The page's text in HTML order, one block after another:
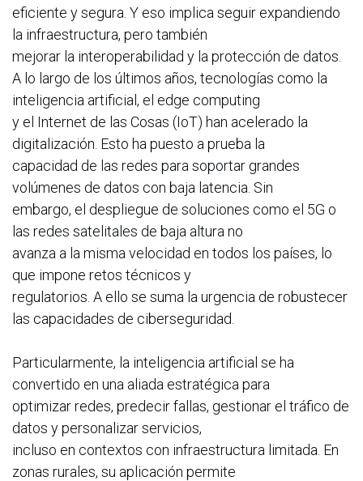
eficiente y segura. Y eso implica seguir expandiendo
la infraestructura, pero también
mejorar la interoperabilidad y la protección de datos.
A lo largo de los últimos años, tecnologías como la
inteligencia artificial, el edge computing
y el Internet de las Cosas (IoT) han acelerado la
digitalización. Esto ha puesto a prueba la
capacidad de las redes para soportar grandes
volúmenes de datos con baja latencia. Sin
embargo, el despliegue de soluciones como el 5G o
las redes satelitales de baja altura no
avanza a la misma velocidad en todos los países, lo
que impone retos técnicos y
regulatorios. A ello se suma la urgencia de robustecer
las capacidades de ciberseguridad.
Particularmente, la inteligencia artificial se ha
convertido en una aliada estratégica para
optimizar redes, predecir fallas, gestionar el tráfico de
datos y personalizar servicios,
incluso en contextos con infraestructura limitada. En
zonas rurales, su aplicación permite